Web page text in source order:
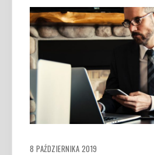
8 PAŹDZIERNIKA 2019